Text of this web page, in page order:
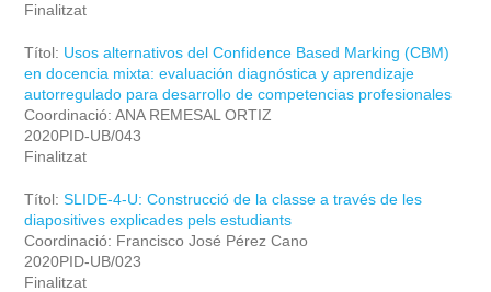
Finalitzat
Títol: Usos alternativos del Confidence Based Marking (CBM)
en docencia mixta: evaluación diagnóstica y aprendizaje
autorregulado para desarrollo de competencias profesionales
Coordinació: ANA REMESAL ORTIZ
2020PID-UB/043
Finalitzat
Títol: SLIDE-4-U: Construcció de la classe a través de les
diapositives explicades pels estudiants
Coordinació: Francisco José Pérez Cano
2020PID-UB/023
Finalitzat